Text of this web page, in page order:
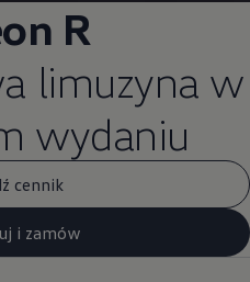
R
limuzyna w
wydaniu
cennik
i zamów